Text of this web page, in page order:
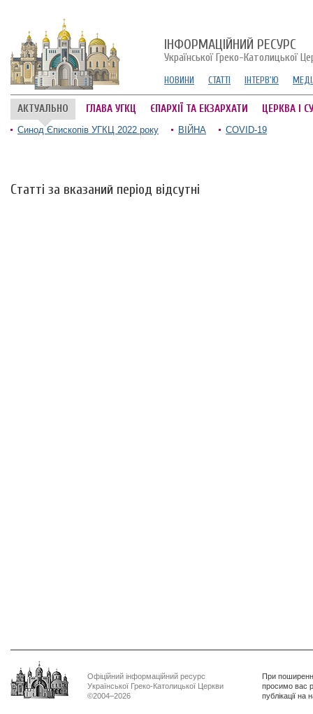
ІНФОРМАЦІЙНИЙ РЕСУРС
Української Греко-Католицької
НОВИНИ СТАТТІ ІНТЕРВ'Ю
АКТУАЛЬНО ГЛАВА УГКЦ ЄПАРХІЇ ТА ЕКЗАРХАТИ ЦЕРКВА І
Синод Єпископів УГКЦ 2022 року ВІЙНА COVID-19
Статті за вказаний період відсутні
Офіційний інформаційний ресурс
Української Греко-Католицької Церкви
©2004–2026
При
просимо вас
публікації на